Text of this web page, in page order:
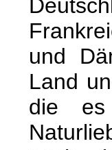
und
Land
die